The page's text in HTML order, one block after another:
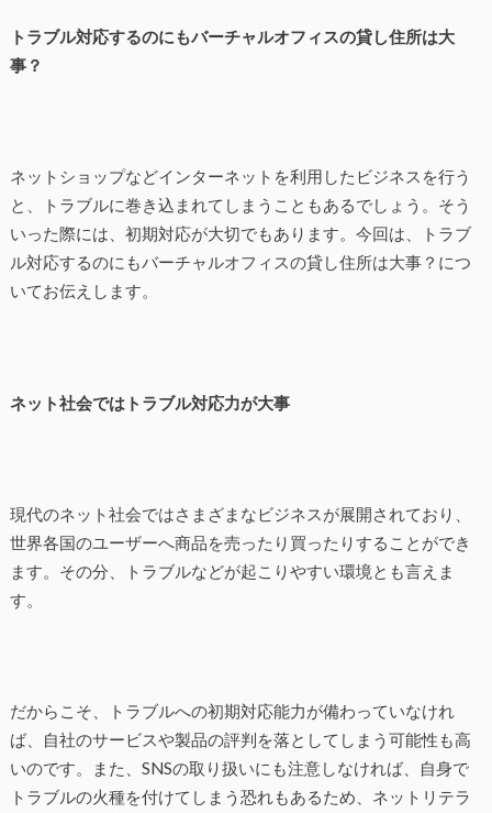
トラブル対応するのにもバーチャルオフィスの貸し住所は大
事？
ネットショップなどインターネットを利用したビジネスを行う
と、トラブルに巻き込まれてしまうこともあるでしょう。そう
いった際には、初期対応が大切でもあります。今回は、トラブ
ル対応するのにもバーチャルオフィスの貸し住所は大事？につ
いてお伝えします。
ネット社会ではトラブル対応力が大事
現代のネット社会ではさまざまなビジネスが展開されており、
世界各国のユーザーへ商品を売ったり買ったりすることができ
ます。その分、トラブルなどが起こりやすい環境とも言えま
す。
だからこそ、トラブルへの初期対応能力が備わっていなけれ
ば、自社のサービスや製品の評判を落としてしまう可能性も高
いのです。また、SNSの取り扱いにも注意しなければ、自身で
トラブルの火種を付けてしまう恐れもあるため、ネットリテラ